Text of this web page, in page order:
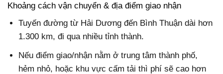
Khoảng cách vận chuyển & địa điểm giao nhận
Tuyến đường từ Hải Dương đến Bình Thuận dài hơn
1.300 km, đi qua nhiều tỉnh thành.
Nếu điểm giao/nhận nằm ở trung tâm thành phố,
hẻm nhỏ, hoặc khu vực cấm tải thì phí sẽ cao hơn